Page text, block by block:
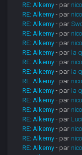
RE: Alkemy - par
RE: Alkemy - par
RE: Alkemy - par
RE: Alkemy - par
RE: Alkemy - par
RE: Alkemy - par la
RE: Alkemy - par
RE: Alkemy - par la
RE: Alkemy - par
RE: Alkemy - par la
RE: Alkemy - par
RE: Alkemy - par
RE: Alkemy - par
RE: Alkemy - par
RE: Alkemy - par
RE: Alkemy - par